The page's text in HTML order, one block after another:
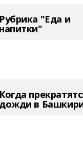
Рубрика "Еда и
напитки"
Когда
дожди в